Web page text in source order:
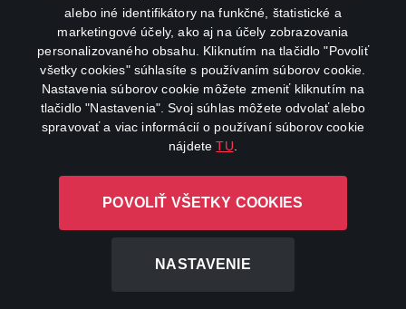
alebo iné identifikátory na funkčné, štatistické a
marketingové účely, ako aj na účely zobrazovania
personalizovaného obsahu. Kliknutím na tlačidlo "Povoliť
všetky cookies" súhlasíte s používaním súborov cookie.
Nastavenia súborov cookie môžete zmeniť kliknutím na
tlačidlo "Nastavenia". Svoj súhlas môžete odvolať alebo
spravovať a viac informácií o používaní súborov cookie
nájdeteTU
POVOLIŤ VŠETKY COOKIES
NASTAVENIE
My profile
Important links
Canal+ Luxembourg S. à r.l. so sídlom Rue Albert Borschette 4,